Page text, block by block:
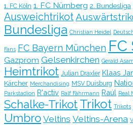
1. FC Köln 1. FC Nürnberg 2. Bundesliga
Ausweichtrikot
Bundesliga Christian Heidel
Fans FC Bayern München FC
Gazprom Gelsenkirchen Gerald
Heimtrikot Julian Draxler Klaas
Kärcher Merchandising MSV Duisburg
Parkstadion R'activ Ralf Fährmann Raúl Real
Schalke-TrikotTrikot Trikots
Umbro Veltins Veltins-Arena